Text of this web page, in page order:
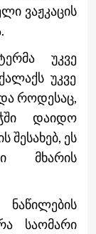
ვაჟკაცის
უკვე
უკვე
როდესაც,
დაიდო
შესახებ, ეს
მხარის
საომარი